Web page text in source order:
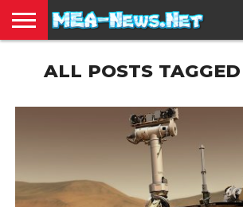
TERBARU
EDUKASI
HIBURAN
INSPIRASI
KESEHATAN
KULINER
OLAH
RAGA
OTOMOTIF
TRAVEL
JUAL
BELI
ALL POSTS